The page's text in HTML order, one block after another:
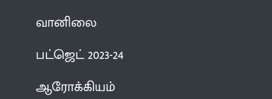
வானிலை
பட்ஜெட் 2023-24
ஆரோக்கியம்